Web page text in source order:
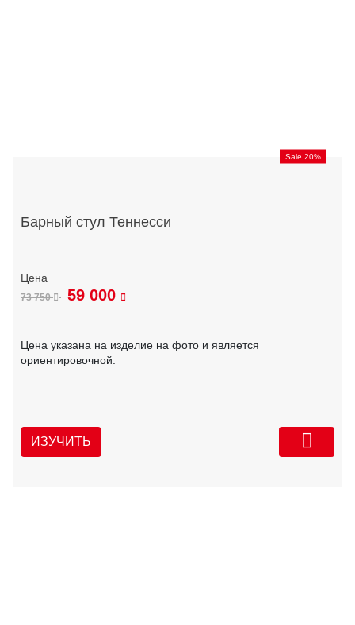
Sale 20%
Барный стул Теннесси
73 750 59 000
Цена указана на изделие на фото и является
ориентировочной.
ИЗУЧИТЬ